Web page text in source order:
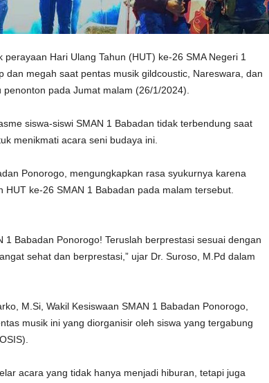
perayaan Hari Ulang Tahun (HUT) ke-26 SMA Negeri 1
dan megah saat pentas musik gildcoustic, Nareswara, dan
pada Jumat malam (26/1/2024).
siswa-siswi SMAN 1 Babadan tidak terbendung saat
menikmati acara seni budaya ini.
Ponorogo, mengungkapkan rasa syukurnya karena
ke-26 SMAN 1 Babadan pada malam tersebut.
1 Babadan Ponorogo! Teruslah berprestasi sesuai dengan
sehat dan berprestasi,” ujar Dr. Suroso, M.Pd dalam
M.Si, Wakil Kesiswaan SMAN 1 Babadan Ponorogo,
musik ini yang diorganisir oleh siswa yang tergabung
acara yang tidak hanya menjadi hiburan, tetapi juga